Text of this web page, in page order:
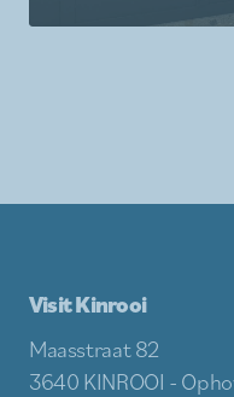
Visit Kinrooi
Maasstraat 82
3640 KINROOI -